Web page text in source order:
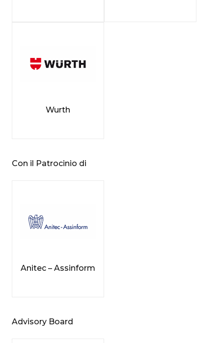
Wurth
Con il Patrocinio di
Anitec – Assinform
Advisory Board